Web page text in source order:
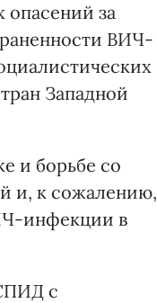
опасений за
ВИЧ-
Западной
и борьбе со
и, к сожалению,
инфекции в
с